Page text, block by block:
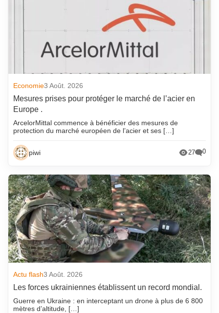
Economie3 Août. 2026
Mesures prises pour protéger le marché de l’acier en
Europe .
ArcelorMittal commence à bénéficier des mesures de
protection du marché européen de l’acier et ses […]
piwi 27 0
Actu flash3 Août. 2026
Les forces ukrainiennes établissent un record mondial.
Guerre en Ukraine : en interceptant un drone à plus de 6 800
mètres d’altitude, […]